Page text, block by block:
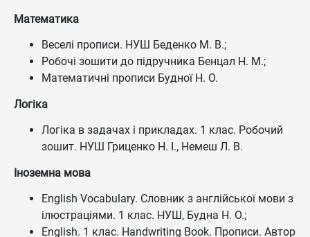
Математика
Веселі прописи. НУШ Беденко М. В.;
Робочі зошити до підручника Бенцал Н. М.;
Математичні прописи Будної Н. О.
Логіка
Логіка в задачах і прикладах. 1 клас. Робочий
зошит. НУШ Гриценко Н. І., Немеш Л. В.
Іноземна мова
English Vocabulary. Словник з англійської мови з
ілюстраціями. 1 клас. НУШ, Будна Н. О.;
English. 1 клас. Handwriting Book. Прописи. Автор